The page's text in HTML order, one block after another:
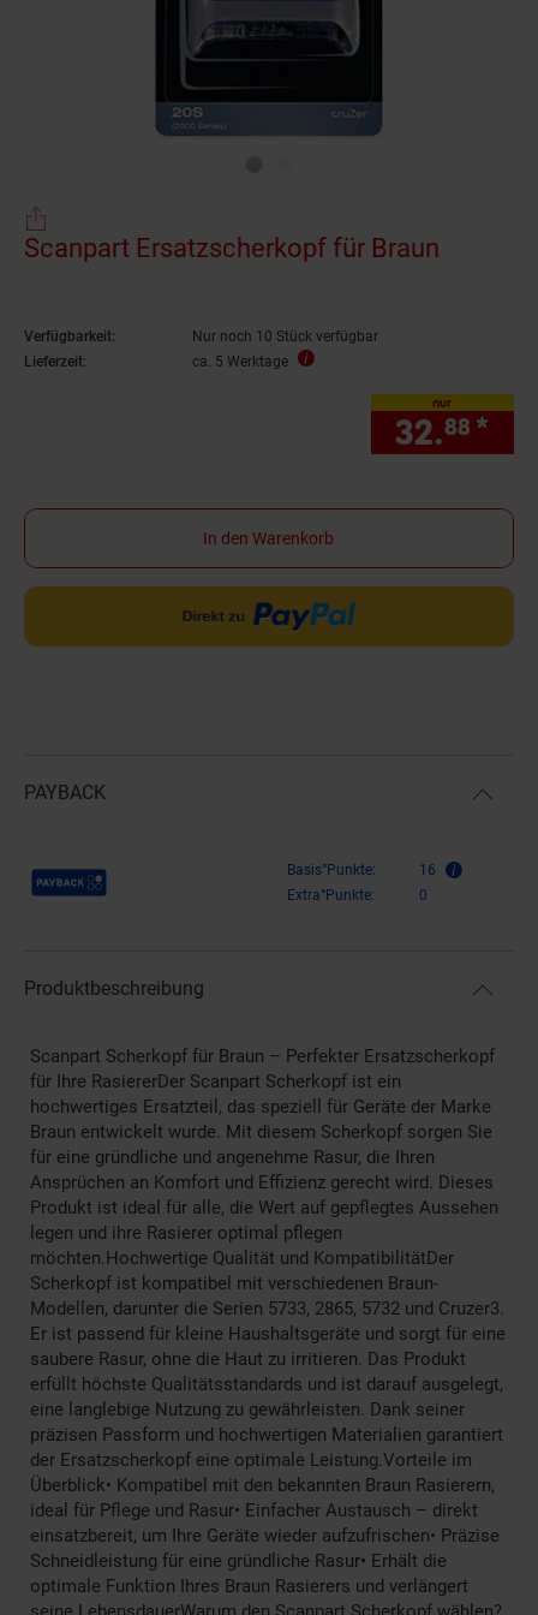
Scanpart Ersatzscherkopf für Braun
Verfügbarkeit:
Nur noch 10 Stück verfügbar
Lieferzeit:
ca. 5 Werktage
nur
32.88 *
In den Warenkorb
PAYBACK
Payback Punkte Basis°Punkte:
16
Extra°Punkte:
0
Produktbeschreibung
Scanpart Scherkopf für Braun – Perfekter Ersatzscherkopf
für Ihre RasiererDer Scanpart Scherkopf ist ein
hochwertiges Ersatzteil, das speziell für Geräte der Marke
Braun entwickelt wurde. Mit diesem Scherkopf sorgen Sie
für eine gründliche und angenehme Rasur, die Ihren
Ansprüchen an Komfort und Effizienz gerecht wird. Dieses
Produkt ist ideal für alle, die Wert auf gepflegtes Aussehen
legen und ihre Rasierer optimal pflegen
möchten.Hochwertige Qualität und KompatibilitätDer
Scherkopf ist kompatibel mit verschiedenen Braun-
Modellen, darunter die Serien 5733, 2865, 5732 und Cruzer3.
Er ist passend für kleine Haushaltsgeräte und sorgt für eine
saubere Rasur, ohne die Haut zu irritieren. Das Produkt
erfüllt höchste Qualitätsstandards und ist darauf ausgelegt,
eine langlebige Nutzung zu gewährleisten. Dank seiner
präzisen Passform und hochwertigen Materialien garantiert
der Ersatzscherkopf eine optimale Leistung.Vorteile im
Überblick• Kompatibel mit den bekannten Braun Rasierern,
ideal für Pflege und Rasur• Einfacher Austausch – direkt
einsatzbereit, um Ihre Geräte wieder aufzufrischen• Präzise
Schneidleistung für eine gründliche Rasur• Erhält die
optimale Funktion Ihres Braun Rasierers und verlängert